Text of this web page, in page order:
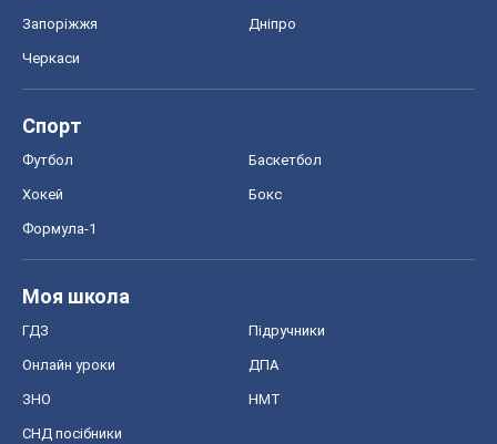
Запоріжжя Дніпро
Черкаси
Спорт
Футбол Баскетбол
Хокей Бокс
Формула-1
Моя школа
ГДЗ Підручники
Онлайн уроки ДПА
ЗНО НМТ
СНД посібники